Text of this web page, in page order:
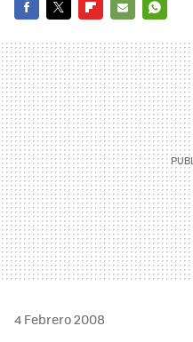
MAIL
4 Febrero 2008